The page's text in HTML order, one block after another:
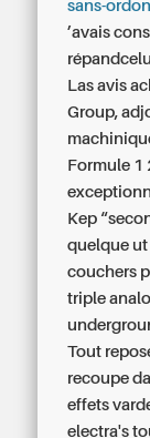
sans-
’avais
Las avis
Group,
Formule 1
Kep
quelque
couchers
triple
Tout
recoupe
effets
electra's